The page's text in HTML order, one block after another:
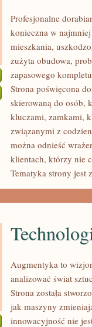
DORABIANIE
KLUCZYKÓW
Profesjonalne
konieczna w
mieszkania,
zużyta obudowa,
zapasowego
Strona poświęcona
skierowaną do osób,
kluczami, zamkami,
związanymi z
można odnieść
klientach, którzy nie
Tematyka strony jest
Augmentyka to
analizować świat
Strona została
jak maszyny
innowacyjność nie